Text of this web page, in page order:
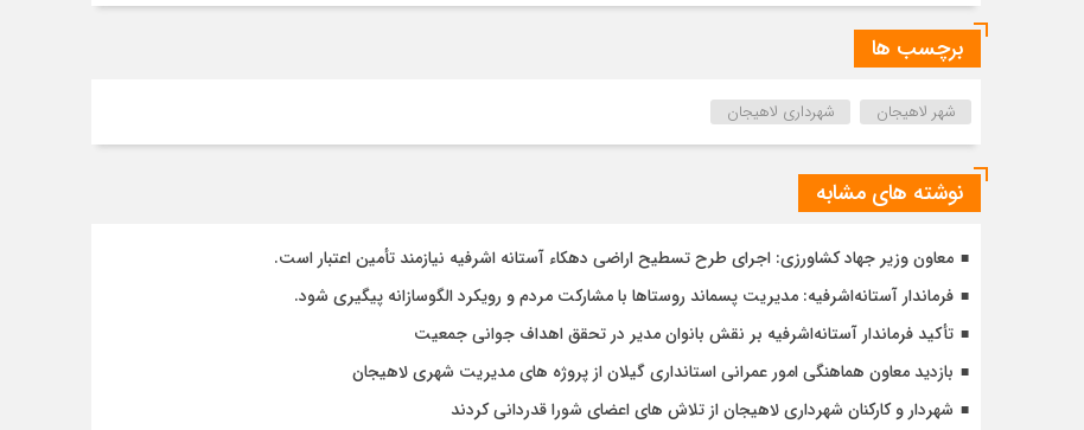
برچسب ها
شهر لاهیجان شهرداری لاهیجان
نوشته های مشابه
معاون وزیر جهاد کشاورزی: اجرای طرح تسطیح اراضی دهکاء آستانه اشرفیه نیازمند تأمین اعتبار است.
فرماندار آستانه‌اشرفیه: مدیریت پسماند روستاها با مشارکت مردم و رویکرد الگوسازانه پیگیری شود.
تأکید فرماندار آستانه‌اشرفیه بر نقش بانوان مدیر در تحقق اهداف جوانی جمعیت
بازدید معاون هماهنگی امور عمرانی استانداری گیلان از پروژه های مدیریت شهری لاهیجان
شهردار و کارکنان شهرداری لاهیجان از تلاش های اعضای شورا قدردانی کردند